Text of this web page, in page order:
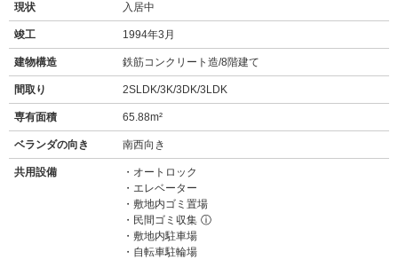
現状 入居中
竣工 1994年3月
建物構造 鉄筋コンクリート造/8階建て
間取り 2SLDK/3K/3DK/3LDK
専有面積 65.88m²
ベランダの向き 南西向き
共用設備
オートロック
エレベーター
敷地内ゴミ置場
民間ゴミ収集 ⓘ
敷地内駐車場
自転車駐輪場